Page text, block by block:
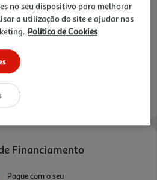
24/08/2026 e 25/08/2026
Financiamento
Pague com o seu
no seu dispositivo para melhorar
a utilização do site e ajudar nas
Política de Cookies